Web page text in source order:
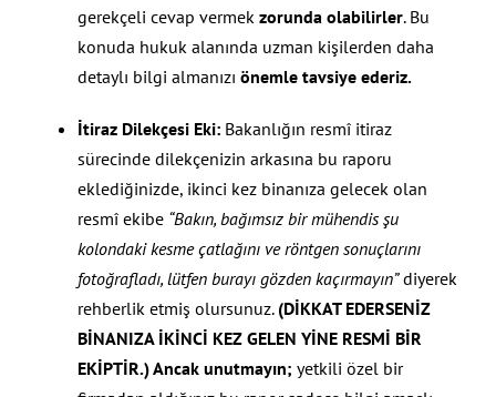
gerekçeli cevap vermek zorunda olabilirler. Bu
konuda hukuk alanında uzman kişilerden daha
detaylı bilgi almanızı önemle tavsiye ederiz.
İtiraz Dilekçesi Eki:Bakanlığın resmî itiraz
sürecinde dilekçenizin arkasına bu raporu
eklediğinizde, ikinci kez binanıza gelecek olan
resmî ekibe “Bakın, bağımsız bir mühendis şu
kolondaki kesme çatlağını ve röntgen sonuçlarını
fotoğrafladı, lütfen burayı gözden kaçırmayın”diyerek
rehberlik etmiş olursunuz. (DİKKAT EDERSENİZ
BİNANIZA İKİNCİ KEZ GELEN YİNE RESMİ BİR
EKİPTİR.) Ancak unutmayın; yetkili özel bir